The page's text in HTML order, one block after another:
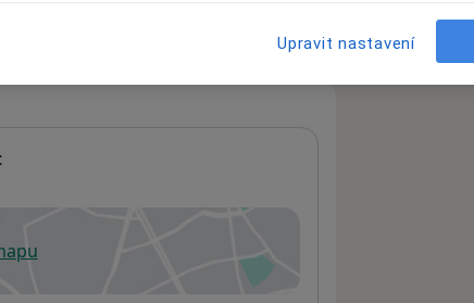
v nové záložce
Upravit nastavení